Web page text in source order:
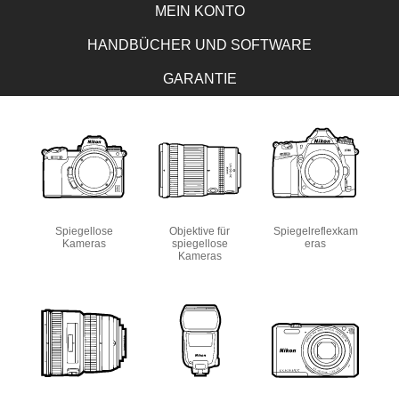
MEIN KONTO
HANDBÜCHER UND SOFTWARE
GARANTIE
Spiegellose
Kameras
Objektive für
spiegellose
Kameras
Spiegelreflexkam
eras